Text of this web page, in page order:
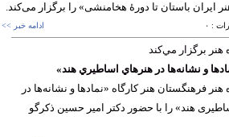
ایران باستان تا دورۀ هخامنشی» را برگزار می‌كند.
٠ ادامه خبر >>
برگزار مي‌كند
و نشانه‌ها در هنرهاي اساطيري هند»
فرهنگستان هنر کارگاه «نمادها و نشانه‌ها در
هند» را با حضور دكتر امیر حسین ذكرگو